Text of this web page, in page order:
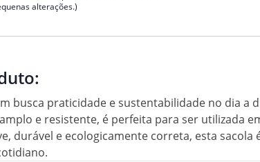
alterações.)
busca praticidade e sustentabilidade no dia a
e resistente, é perfeita para ser utilizada
durável e ecologicamente correta, esta